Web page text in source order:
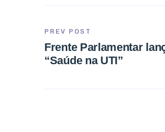
PREV POST
Frente Parlamentar
“Saúde na UTI”